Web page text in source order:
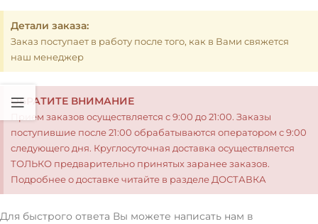
Детали заказа:
Заказ поступает в работу после того, как в Вами свяжется
наш менеджер
ОБРАТИТЕ ВНИМАНИЕ
Прием заказов осуществляется с 9:00 до 21:00. Заказы
поступившие после 21:00 обрабатываются оператором с 9:00
следующего дня. Круглосуточная доставка осуществляется
ТОЛЬКО предварительно принятых заранее заказов.
Подробнее о доставке читайте в разделе ДОСТАВКА
Для быстрого ответа Вы можете написать нам в